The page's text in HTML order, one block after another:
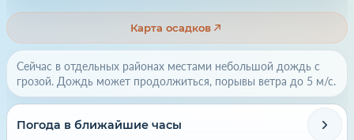
Карта осадков
Сейчас в отдельных районах местами небольшой дождь с
грозой. Дождь может продолжиться, порывы ветра до 5 м/с.
Погода в ближайшие часы